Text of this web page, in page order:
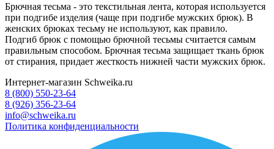
Брючная тесьма - это текстильная лента, которая используется
при подгибе изделия (чаще при подгибе мужских брюк). В
женских брюках тесьму не используют, как правило.
Подгиб брюк с помощью брючной тесьмы считается самым
правильным способом. Брючная тесьма защищает ткань брюк
от стирания, придает жесткость нижней части мужских брюк.
Интернет-магазин Schweika.ru
8 (800) 550-23-64
8 (926) 356-23-64
info@schweika.ru
Политика конфиденциальности